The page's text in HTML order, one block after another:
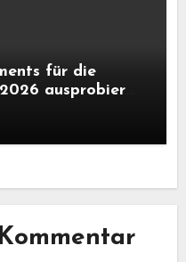
für die
ausprobieren